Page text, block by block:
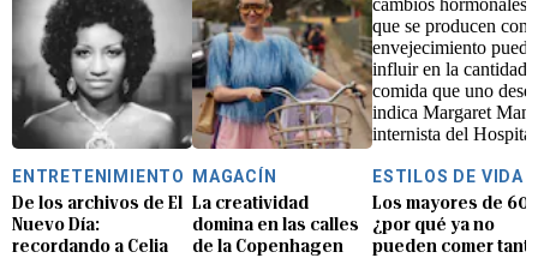
ENTRETENIMIENTO
De los archivos de El
Nuevo Día:
recordando a Celia
MAGACÍN
La creatividad
domina en las calles
de la Copenhagen
ESTILOS DE VIDA
Los mayores de 60:
¿por qué ya no
pueden comer